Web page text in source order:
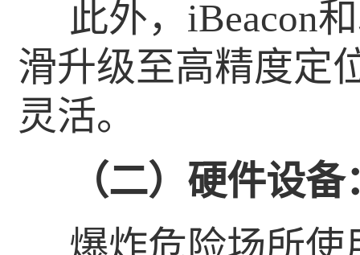
此外，iBeacon
滑升级至高精度定
灵活。
（二）硬件设